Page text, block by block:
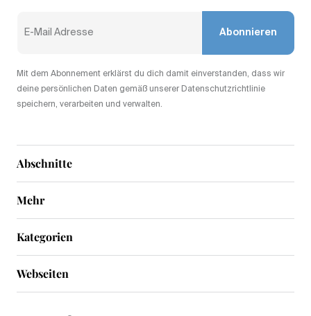
Abschnitte
Mehr
Abonnieren
Mit dem Abonnement erklärst du dich damit einverstanden, dass wir
deine persönlichen Daten gemäß unserer Datenschutzrichtlinie
speichern, verarbeiten und verwalten.
Kategorien
Webseiten